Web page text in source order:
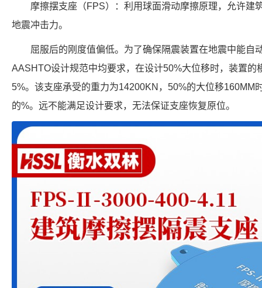
摩擦摆支座（FPS）：利用球面滑动摩擦原理，允许建
地震冲击力。
屈服后的刚度值偏低。为了确保隔震装置在地震中能自
AASHTO设计规范中均要求，在设计50%大位移时，装置的
5%。该支座承受的重力为14200KN，50%的大位移160MM
的%。远不能满足设计要求，无法保证支座恢复原位。